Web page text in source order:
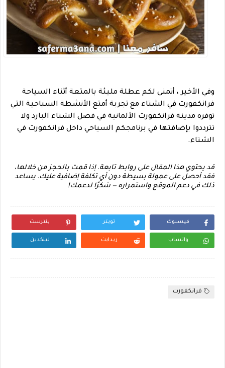
الشتاء.
قد يحتوي هذا المقال على روابط تابعة. إذا قمت بالحجز من خلالها،
فقد أحصل على عمولة بسيطة دون أي تكلفة إضافية عليك. يساعد
ذلك في دعم الموقع واستمراره — شكرًا لدعمك!
فيسبوك تويتر بنترست
واتساب ريدايت لينكدين
فرانكفورت